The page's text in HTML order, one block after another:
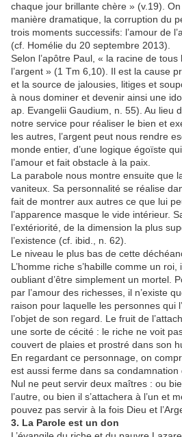
chaque jour brillante chère » (v.19).
manière dramatique, la corruption du
trois moments successifs: l’amour de
(cf. Homélie du 20 septembre 2013).
Selon l’apôtre Paul, « la racine de tous
l’argent » (1 Tm 6,10). Il est la cause
et la source de jalousies, litiges et
à nous dominer et devenir ainsi une
ap. Evangelii Gaudium, n. 55). Au lieu
notre service pour réaliser le bien et
les autres, l’argent peut nous rendre
monde entier, d’une logique égoïste
l’amour et fait obstacle à la paix.
La parabole nous montre ensuite que
vaniteux. Sa personnalité se réalise
fait de montrer aux autres ce que lui
l’apparence masque le vide intérieur.
l’extériorité, de la dimension la plus
l’existence (cf. ibid., n. 62).
Le niveau le plus bas de cette
L’homme riche s’habille comme un roi,
oubliant d’être simplement un mortel.
par l’amour des richesses, il n’existe
raison pour laquelle les personnes qui
l’objet de son regard. Le fruit de
une sorte de cécité : le riche ne voit
couvert de plaies et prostré dans son
En regardant ce personnage, on
est aussi ferme dans sa condamnation
Nul ne peut servir deux maîtres : ou
l’autre, ou bien il s’attachera à l’un et
pouvez pas servir à la fois Dieu et
3. La Parole est un don